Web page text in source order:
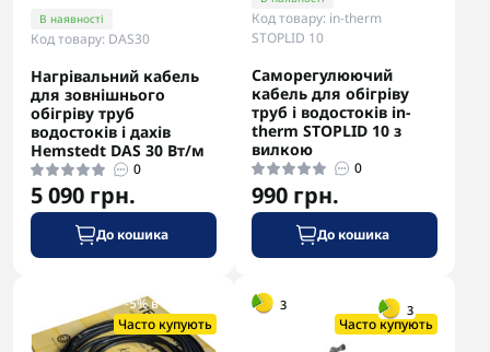
В наявності
Код товару: DAS30
Нагрівальний кабель
для зовнішнього
обігріву труб
водостоків і дахів
Hemstedt DAS 30 Вт/м
0
5 090 грн.
До кошика
Код товару: in-therm
STOPLID 10
Саморегулюючий
кабель для обігріву
труб і водостоків in-
therm STOPLID 10 з
вилкою
0
990 грн.
До кошика
-5% в корзині
Часто купують
3
-5% в корзині
Часто купують
3